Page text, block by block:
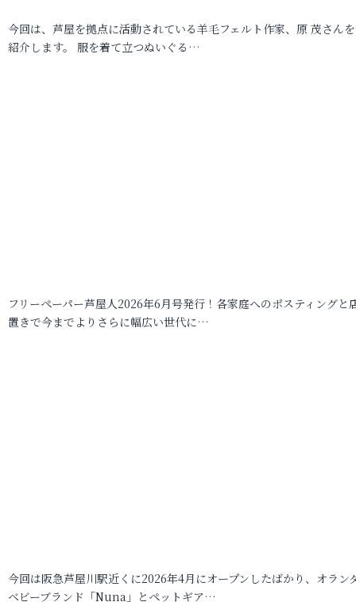
今回は、芦屋を拠点に活動されている羊毛フェルト作家、原 茂さん
紹介します。 服を着て立つぬいぐる…
フリーペーパー芦屋人2026年6月号発行！各家庭へのポスティングと
置きで今までよりさらに幅広い世代に…
今回は阪急芦屋川駅近くに2026年4月にオープンしたばかり、オラン
ベビーブランド「Nuna」とペットギア…